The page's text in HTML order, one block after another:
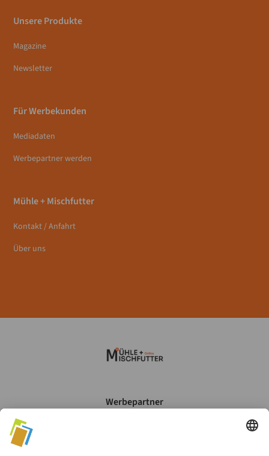
Unsere Produkte
Magazine
Newsletter
Für Werbekunden
Mediadaten
Werbepartner werden
Mühle + Mischfutter
Kontakt / Anfahrt
Über uns
Werbepartner